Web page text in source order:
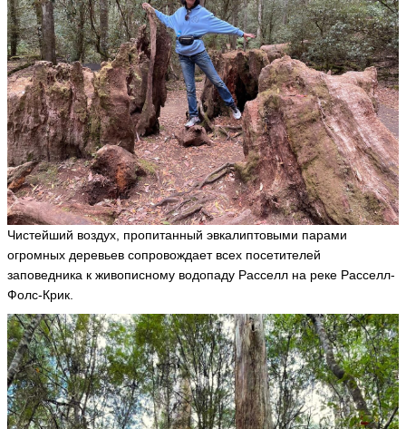
Чистейший воздух, пропитанный эвкалиптовыми парами
огромных деревьев сопровождает всех посетителей
заповедника к живописному водопаду Расселл на реке Расселл-
Фолс-Крик.